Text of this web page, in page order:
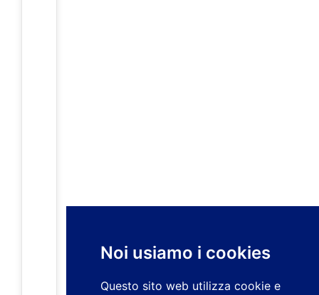
Noi usiamo i cookies
Questo sito web utilizza cookie e